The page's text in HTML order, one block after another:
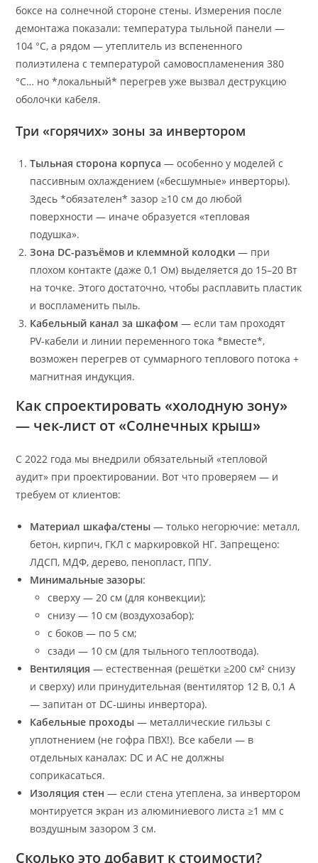
боксе на солнечной стороне стены. Измерения после
демонтажа показали: температура тыльной панели —
104 °C, а рядом — утеплитель из вспененного
полиэтилена с температурой самовоспламенения 380
°C… но *локальный* перегрев уже вызвал деструкцию
оболочки кабеля.
Три «горячих» зоны за инвертором
Тыльная сторона корпуса — особенно у моделей с
пассивным охлаждением («бесшумные» инверторы).
Здесь *обязателен* зазор ≥10 см до любой
поверхности — иначе образуется «тепловая
подушка».
Зона DC-разъёмов и клеммной колодки — при
плохом контакте (даже 0,1 Ом) выделяется до 15–20 Вт
на точке. Этого достаточно, чтобы расплавить пластик
и воспламенить пыль.
Кабельный канал за шкафом — если там проходят
PV-кабели и линии переменного тока *вместе*,
возможен перегрев от суммарного теплового потока +
магнитная индукция.
Как спроектировать «холодную зону»
— чек-лист от «Солнечных крыш»
С 2022 года мы внедрили обязательный «тепловой
аудит» при проектировании. Вот что проверяем — и
требуем от клиентов:
Материал шкафа/стены — только негорючие: металл,
бетон, кирпич, ГКЛ с маркировкой НГ. Запрещено:
ЛДСП, МДФ, дерево, пенопласт, ППУ.
Минимальные зазоры:
сверху — 20 см (для конвекции);
снизу — 10 см (воздухозабор);
с боков — по 5 см;
сзади — 10 см (для тыльного теплоотвода).
Вентиляция — естественная (решётки ≥200 см² снизу
и сверху) или принудительная (вентилятор 12 В, 0,1 А
— запитан от DC-шины инвертора).
Кабельные проходы — металлические гильзы с
уплотнением (не гофра ПВХ!). Все кабели — в
отдельных каналах: DC и AC не должны
соприкасаться.
Изоляция стен — если стена утеплена, за инвертором
монтируется экран из алюминиевого листа ≥1 мм с
воздушным зазором 3 см.
Сколько это добавит к стоимости?